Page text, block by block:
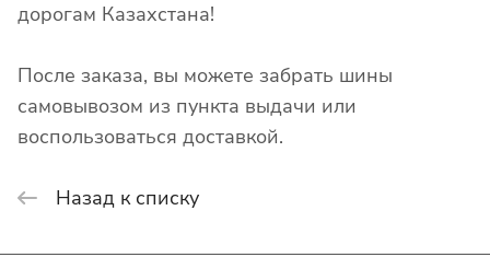
дорогам Казахстана!
После заказа, вы можете забрать шины
самовывозом из пункта выдачи или
воспользоваться доставкой.
Назад к списку